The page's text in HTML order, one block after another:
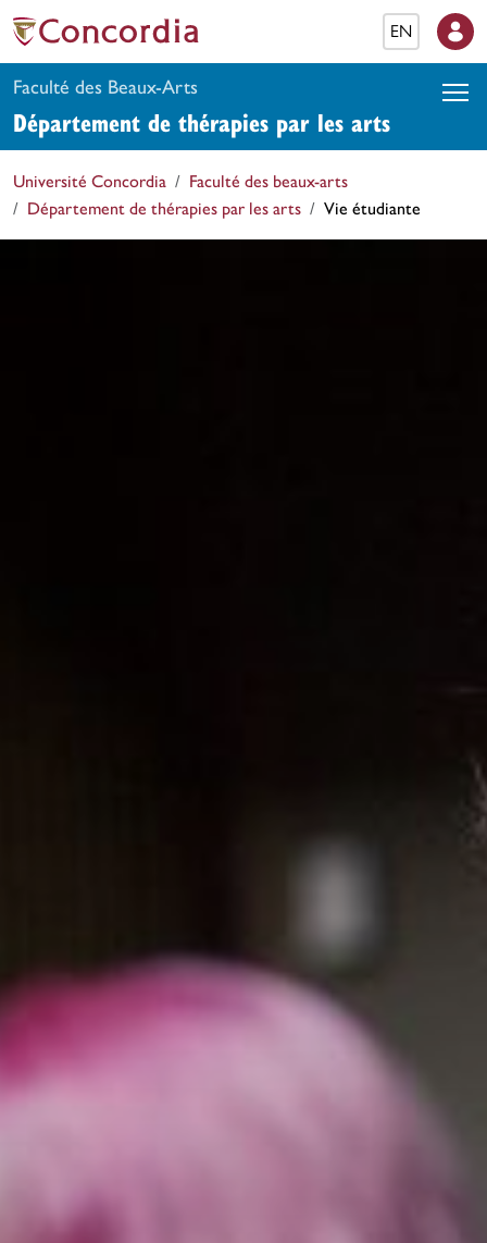
EN
Faculté des Beaux-Arts
Département de thérapies par les arts
Université Concordia
Faculté des beaux-arts
Département de thérapies par les arts
Vie étudiante